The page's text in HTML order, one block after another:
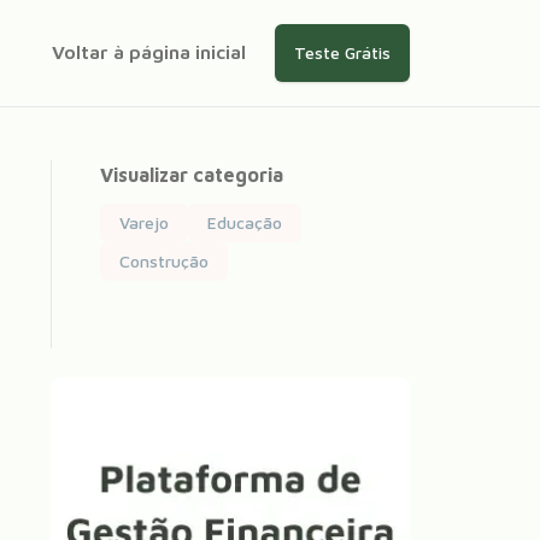
Voltar à página inicial Teste Grátis
Visualizar categoria
Varejo
Educação
Construção